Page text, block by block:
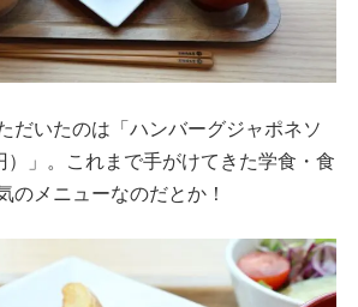
だいたのは「ハンバーグジャポネソ
）」。これまで手がけてきた学食・食
のメニューなのだとか！